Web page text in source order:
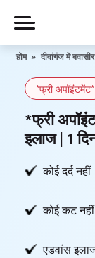
content
होम » दीवांगंज में
*फ्री अपॉइंटमेंट*
*फ्री
इलाज | 1
कोई दर्द नहीं
कोई कट नहीं
एडवांस